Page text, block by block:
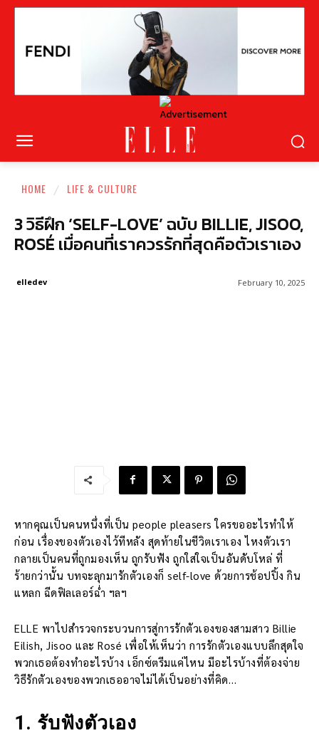
HOME LIFE & CULTURE
3 วิธีฝึก ‘SELF-LOVE’ ฉบับ BILLIE, JISOO,
ROSÉ เมื่อคนที่เราควรรักที่สุดคือตัวเราเอง
February 10, 2025
elledev
หากคุณเป็นคนหนึ่งที่เป็น people pleasers ใครขออะไรทำให้
ก่อน เรื่องของตัวเองไว้ทีหลัง สุดท้ายในชีวิตเราเอง ไหงตัวเรา
กลายเป็นคนที่ถูกมองเห็น ถูกรับฟัง ถูกใส่ใจเป็นอันดับโหล่ ที่
ร้ายกว่านั้น บทจะลุกมารักตัวเองก็ self-love ด้วยการช้อปปิ้ง กิน
แหลก ฉีดฟิลเลอร์ฉ่ำ ฯลฯ
ELLE พาไปสำรวจกระบวนการสู่การรักตัวเองของสามสาว Billie
Eilish, Jisoo และ Rosé เพื่อให้เห็นว่า การรักตัวเองแบบลึกสุดใจ
พวกเธอต้องทำอะไรบ้าง เอ็กซ์ตรีมแค่ไหน มีอะไรบ้างที่ต้องจ่าย
วิธีรักตัวเองของพวกเธออาจไม่ได้เป็นอย่างที่คิด…
1. รับฟังตัวเอง